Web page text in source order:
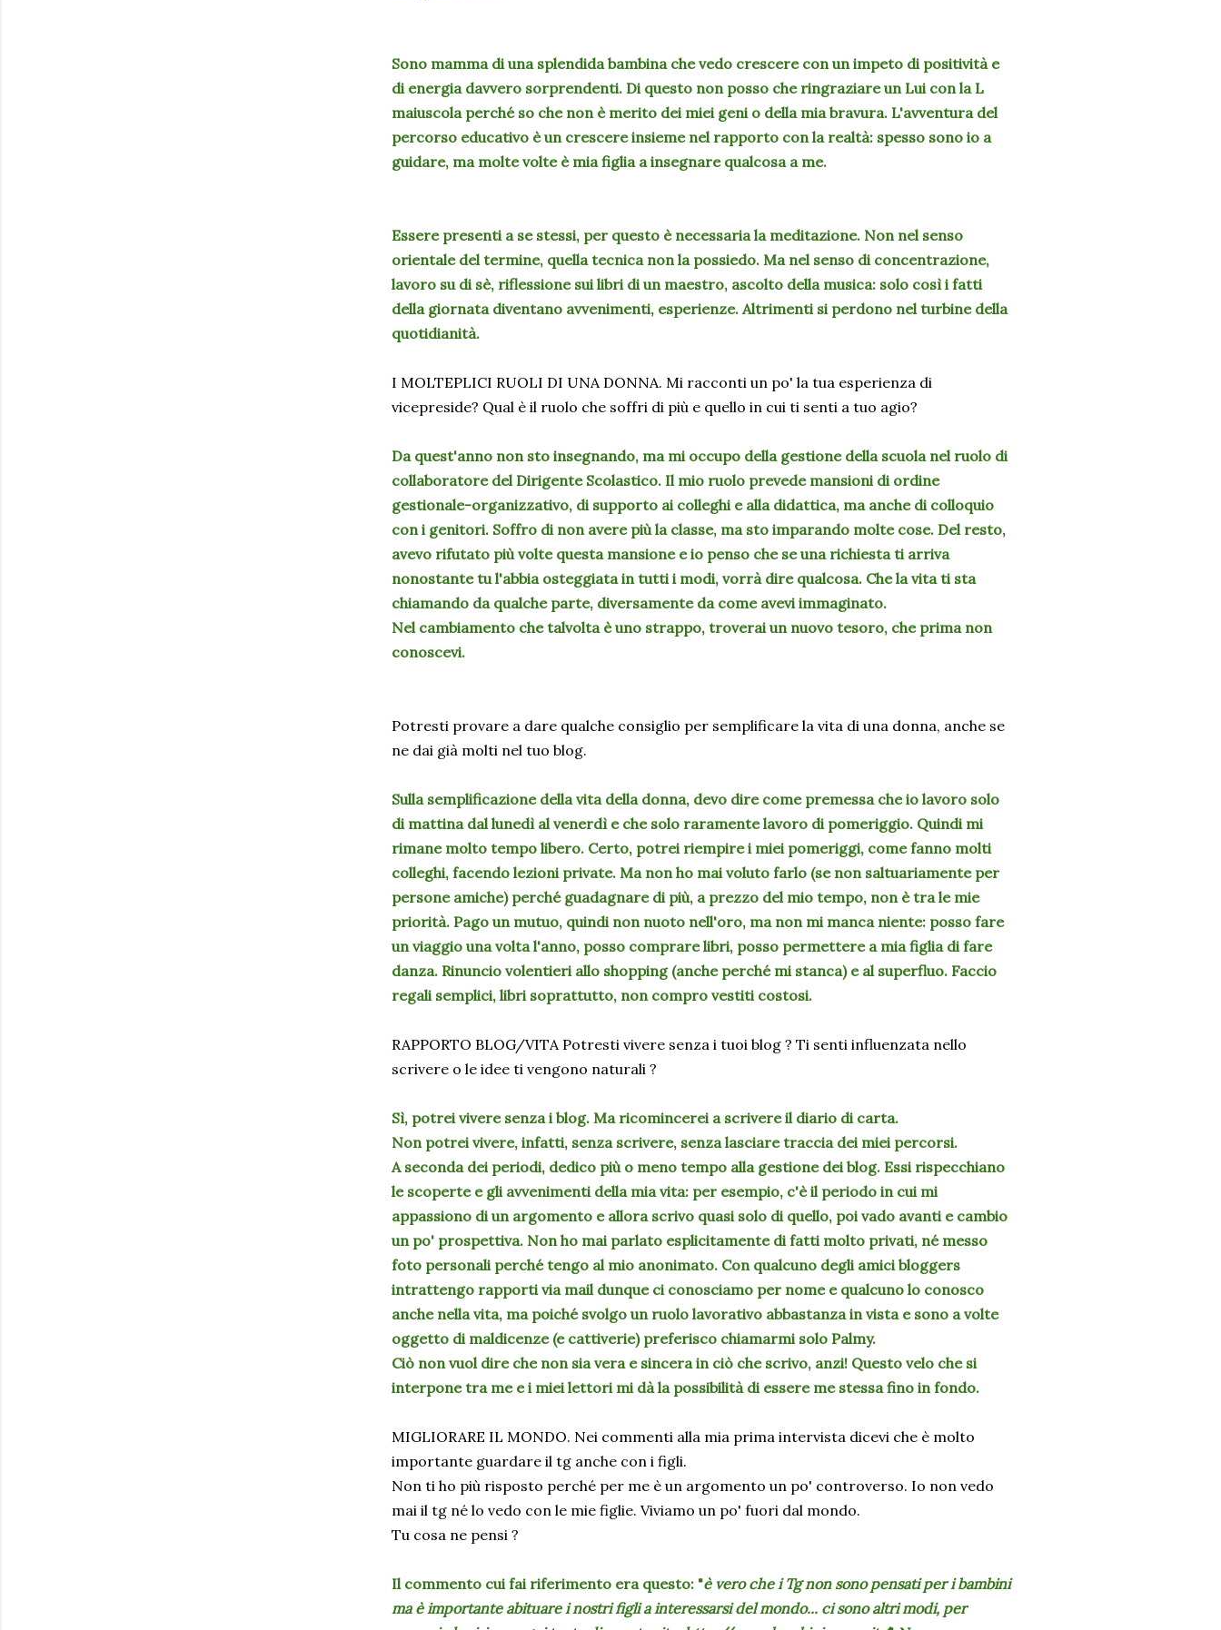
Sono mamma di una splendida bambina che vedo crescere con un impeto di positività e
di energia davvero sorprendenti. Di questo non posso che ringraziare un Lui con la L
maiuscola perché so che non è merito dei miei geni o della mia bravura. L'avventura del
percorso educativo è un crescere insieme nel rapporto con la realtà: spesso sono io a
guidare, ma molte volte è mia figlia a insegnare qualcosa a me.
Essere presenti a se stessi, per questo è necessaria la meditazione. Non nel senso
orientale del termine, quella tecnica non la possiedo. Ma nel senso di concentrazione,
lavoro su di sè, riflessione sui libri di un maestro, ascolto della musica: solo così i fatti
della giornata diventano avvenimenti, esperienze. Altrimenti si perdono nel turbine della
quotidianità.
I MOLTEPLICI RUOLI DI UNA DONNA. Mi racconti un po' la tua esperienza di
vicepreside? Qual è il ruolo che soffri di più e quello in cui ti senti a tuo agio?
Da quest'anno non sto insegnando, ma mi occupo della gestione della scuola nel ruolo di
collaboratore del Dirigente Scolastico. Il mio ruolo prevede mansioni di ordine
gestionale-organizzativo, di supporto ai colleghi e alla didattica, ma anche di colloquio
con i genitori. Soffro di non avere più la classe, ma sto imparando molte cose. Del resto,
avevo rifutato più volte questa mansione e io penso che se una richiesta ti arriva
nonostante tu l'abbia osteggiata in tutti i modi, vorrà dire qualcosa. Che la vita ti sta
chiamando da qualche parte, diversamente da come avevi immaginato.
Nel cambiamento che talvolta è uno strappo, troverai un nuovo tesoro, che prima non
conoscevi.
Potresti provare a dare qualche consiglio per semplificare la vita di una donna, anche se
ne dai già molti nel tuo blog.
Sulla semplificazione della vita della donna, devo dire come premessa che io lavoro solo
di mattina dal lunedì al venerdì e che solo raramente lavoro di pomeriggio. Quindi mi
rimane molto tempo libero. Certo, potrei riempire i miei pomeriggi, come fanno molti
colleghi, facendo lezioni private. Ma non ho mai voluto farlo (se non saltuariamente per
persone amiche) perché guadagnare di più, a prezzo del mio tempo, non è tra le mie
priorità. Pago un mutuo, quindi non nuoto nell'oro, ma non mi manca niente: posso fare
un viaggio una volta l'anno, posso comprare libri, posso permettere a mia figlia di fare
danza. Rinuncio volentieri allo shopping (anche perché mi stanca) e al superfluo. Faccio
regali semplici, libri soprattutto, non compro vestiti costosi.
RAPPORTO BLOG/VITA Potresti vivere senza i tuoi blog ? Ti senti influenzata nello
scrivere o le idee ti vengono naturali ?
Sì, potrei vivere senza i blog. Ma ricomincerei a scrivere il diario di carta.
Non potrei vivere, infatti, senza scrivere, senza lasciare traccia dei miei percorsi.
A seconda dei periodi, dedico più o meno tempo alla gestione dei blog. Essi rispecchiano
le scoperte e gli avvenimenti della mia vita: per esempio, c'è il periodo in cui mi
appassiono di un argomento e allora scrivo quasi solo di quello, poi vado avanti e cambio
un po' prospettiva. Non ho mai parlato esplicitamente di fatti molto privati, né messo
foto personali perché tengo al mio anonimato. Con qualcuno degli amici bloggers
intrattengo rapporti via mail dunque ci conosciamo per nome e qualcuno lo conosco
anche nella vita, ma poiché svolgo un ruolo lavorativo abbastanza in vista e sono a volte
oggetto di maldicenze (e cattiverie) preferisco chiamarmi solo Palmy.
Ciò non vuol dire che non sia vera e sincera in ciò che scrivo, anzi! Questo velo che si
interpone tra me e i miei lettori mi dà la possibilità di essere me stessa fino in fondo.
MIGLIORARE IL MONDO. Nei commenti alla mia prima intervista dicevi che è molto
importante guardare il tg anche con i figli.
Non ti ho più risposto perché per me è un argomento un po' controverso. Io non vedo
mai il tg né lo vedo con le mie figlie. Viviamo un po' fuori dal mondo.
Tu cosa ne pensi ?
Il commento cui fai riferimento era questo: "è vero che i Tg non sono pensati per i bambini
ma è importante abituare i nostri figli a interessarsi del mondo... ci sono altri modi, per